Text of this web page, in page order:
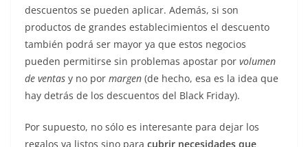
descuentos se pueden aplicar. Además, si son
productos de grandes establecimientos el descuento
también podrá ser mayor ya que estos negocios
pueden permitirse sin problemas apostar por volumen
de ventas y no por margen (de hecho, esa es la idea que
hay detrás de los descuentos del Black Friday).
Por supuesto, no sólo es interesante para dejar los
regalos ya listos sino para cubrir necesidades que